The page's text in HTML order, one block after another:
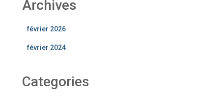
Archives
février 2026
février 2024
Categories